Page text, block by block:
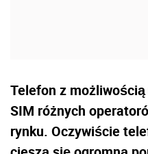
Telefon z
SIM różnych
rynku. Oczywiście